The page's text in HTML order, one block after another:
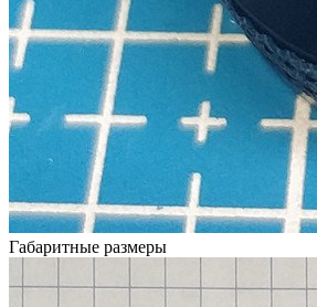
Габаритные размеры